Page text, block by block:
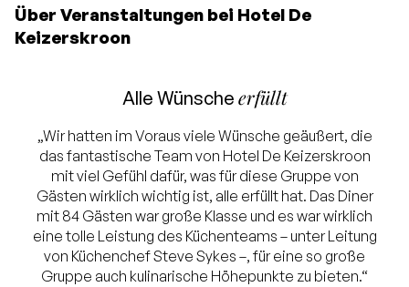
Über Veranstaltungen bei Hotel De
Keizerskroon
Alle Wünsche erfüllt
„Wir hatten im Voraus viele Wünsche geäußert, die
das fantastische Team von Hotel De Keizerskroon
mit viel Gefühl dafür, was für diese Gruppe von
Gästen wirklich wichtig ist, alle erfüllt hat. Das Diner
mit 84 Gästen war große Klasse und es war wirklich
eine tolle Leistung des Küchenteams – unter Leitung
von Küchenchef Steve Sykes –, für eine so große
Gruppe auch kulinarische Höhepunkte zu bieten.“